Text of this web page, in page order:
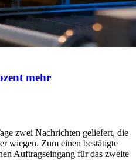
mehr
zwei Nachrichten geliefert, die
wiegen. Zum einen bestätigte
Auftragseingang für das zweite